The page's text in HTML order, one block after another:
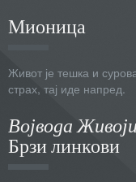
Мионица
Живот је тешка и
страх, тај иде напред.
Војвода
Брзи линкови